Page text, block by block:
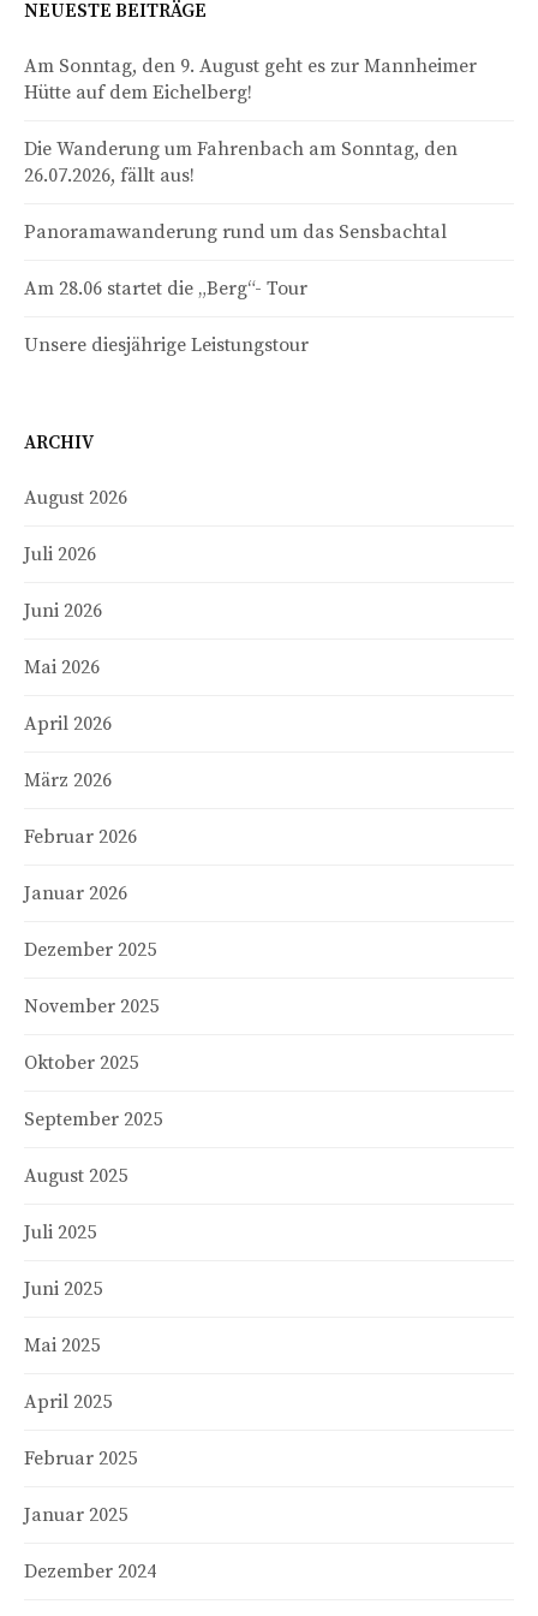
NEUESTE BEITRÄGE
Am Sonntag, den 9. August geht es zur Mannheimer
Hütte auf dem Eichelberg!
Die Wanderung um Fahrenbach am Sonntag, den
26.07.2026, fällt aus!
Panoramawanderung rund um das Sensbachtal
Am 28.06 startet die „Berg“- Tour
Unsere diesjährige Leistungstour
ARCHIV
August 2026
Juli 2026
Juni 2026
Mai 2026
April 2026
März 2026
Februar 2026
Januar 2026
Dezember 2025
November 2025
Oktober 2025
September 2025
August 2025
Juli 2025
Juni 2025
Mai 2025
April 2025
Februar 2025
Januar 2025
Dezember 2024